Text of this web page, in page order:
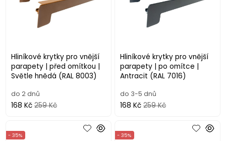
Hliníkové krytky pro vnější
parapety | před omítkou |
Světle hnědá (RAL 8003)
do 2 dnů
168 Kč 259 Kč
Hliníkové krytky pro vnější
parapety | po omítce |
Antracit (RAL 7016)
do 3-5 dnů
168 Kč 259 Kč
- 35% - 35%